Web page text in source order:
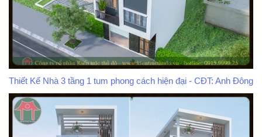
Thiết Kế Nhà 3 tầng 1 tum phong cách hiện đại - CĐT: Anh Đông